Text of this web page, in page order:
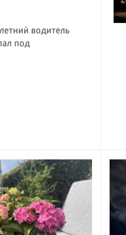
водитель
под